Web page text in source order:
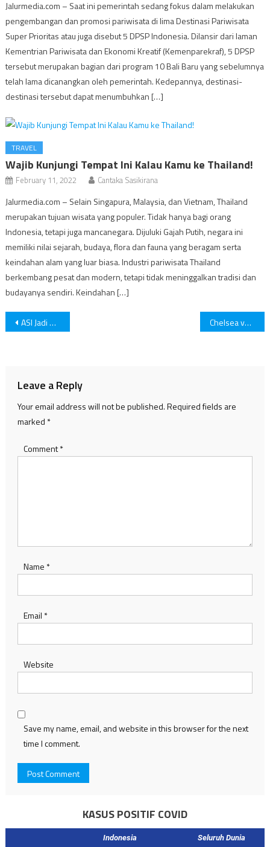
Jalurmedia.com – Saat ini pemerintah sedang fokus dalam melakukan
pengembangan dan promosi pariwisata di lima Destinasi Pariwisata
Super Prioritas atau juga disebut 5 DPSP Indonesia. Dilansir dari laman
Kementrian Pariwisata dan Ekonomi Kreatif (Kemenparekraf), 5 DPSP
tersebut merupakan bagian dari program 10 Bali Baru yang sebelumnya
telah lama dicanangkan oleh pemerintah. Kedepannya, destinasi-
destinasi tersebut dapat menumbuhkan […]
TRAVEL
Wajib Kunjungi Tempat Ini Kalau Kamu ke Thailand!
February 11, 2022 Cantaka Sasikirana
Jalurmedia.com – Selain Singapura, Malaysia, dan Vietnam, Thailand
merupakan tujuan wisata yang populer. Tidak hanya bagi orang
Indonesia, tetapi juga mancanegara. Dijuluki Gajah Putih, negara ini
memiliki nilai sejarah, budaya, flora dan fauna yang beragam serta
keindahan alam yang luar biasa. Industri pariwisata Thailand
berkembang pesat dan modern, tetapi tidak meninggalkan tradisi dan
budayanya sendiri. Keindahan […]
Post
ASI Jadi Vaksin Yang Baik Untuk Melindungi Bayi! Chelsea vs Tottenham Hotspur: Skor Berakhir Imbang 2: 2
Leave a Reply
Your email address will not be published.Required fields are
marked *
Comment*
Name *
Email *
Website
Save my name, email, and website in this browser for the next
time I comment.
KASUS POSITIF COVID